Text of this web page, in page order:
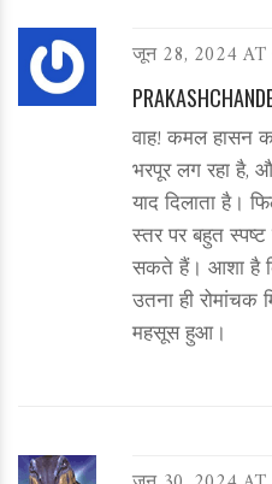
जून 28, 2024 AT
वाह! कमल हासन
भरपूर लग रहा है,
याद दिलाता है।
स्तर पर बहुत
सकते हैं। आशा है
उतना ही
महसूस हुआ।